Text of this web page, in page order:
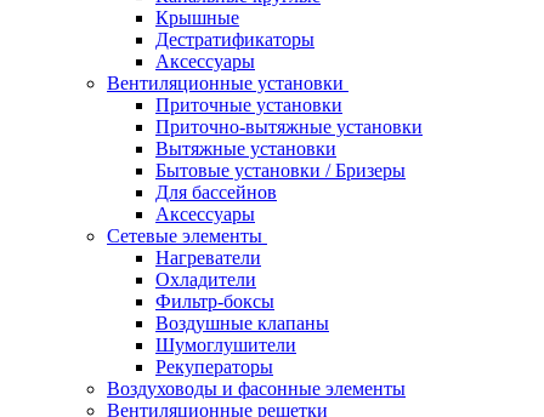
Крышные
Дестратификаторы
Аксессуары
Вентиляционные установки
Приточные установки
Приточно-вытяжные установки
Вытяжные установки
Бытовые установки / Бризеры
Для бассейнов
Аксессуары
Сетевые элементы
Нагреватели
Охладители
Фильтр-боксы
Воздушные клапаны
Шумоглушители
Рекуператоры
Воздуховоды и фасонные элементы
Вентиляционные решетки